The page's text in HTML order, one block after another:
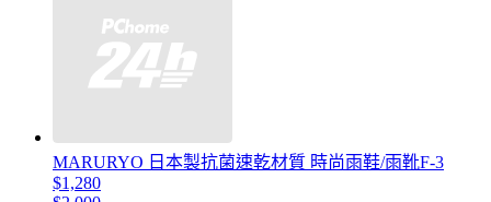
MARURYO 日本製抗菌速乾材質 時尚雨鞋/雨靴F-3
$1,280